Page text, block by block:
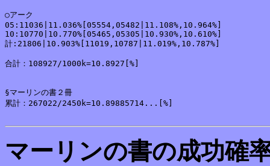
○アーク
05:11036|11.036%[05554,05482|11.108%,10.964%]
10:10770|10.770%[05465,05305|10.930%,10.610%]
計:21806|10.903%[11019,10787|11.019%,10.787%]
合計：108927/1000k=10.8927[%]
§マーリンの書２冊
累計：267022/2450k=10.89885714...[%]
マーリンの書の成功確